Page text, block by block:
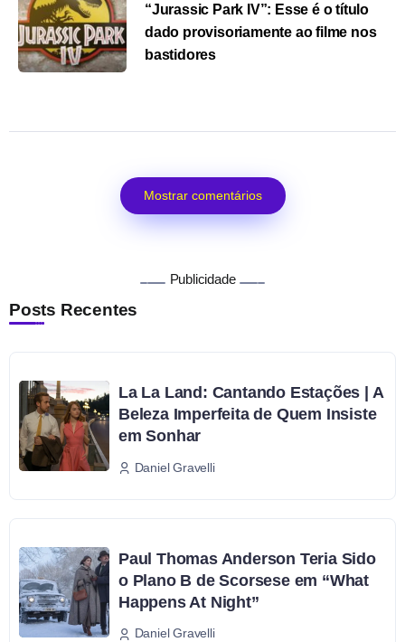
“Jurassic Park IV”: Esse é o título
dado provisoriamente ao filme nos
bastidores
Mostrar comentários
Publicidade
Posts Recentes
La La Land: Cantando Estações | A
Beleza Imperfeita de Quem Insiste
em Sonhar
Daniel Gravelli
Paul Thomas Anderson Teria Sido
o Plano B de Scorsese em “What
Happens At Night”
Daniel Gravelli